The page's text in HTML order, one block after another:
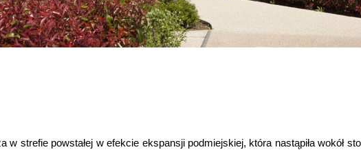
strefie powstałej w efekcie ekspansji podmiejskiej, która nastąpiła wokół